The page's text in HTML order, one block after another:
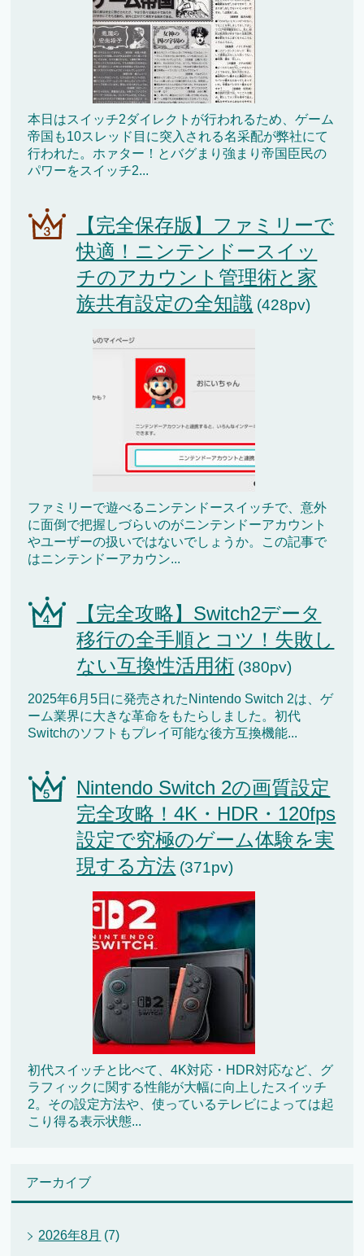
本日はスイッチ2ダイレクトが行われるため、ゲーム
帝国も10スレッド目に突入される名采配が弊社にて
行われた。ホァター！とバグまり強まり帝国臣民の
パワーをスイッチ2...
【完全保存版】ファミリーで
快適！ニンテンドースイッ
チのアカウント管理術と家
族共有設定の全知識 (428pv)
ファミリーで遊べるニンテンドースイッチで、意外
に面倒で把握しづらいのがニンテンドーアカウント
やユーザーの扱いではないでしょうか。この記事で
はニンテンドーアカウン...
【完全攻略】Switch2データ
移行の全手順とコツ！失敗し
ない互換性活用術 (380pv)
2025年6月5日に発売されたNintendo Switch 2は、ゲ
ーム業界に大きな革命をもたらしました。初代
Switchのソフトもプレイ可能な後方互換機能...
Nintendo Switch 2の画質設定
完全攻略！4K・HDR・120fps
設定で究極のゲーム体験を実
現する方法 (371pv)
初代スイッチと比べて、4K対応・HDR対応など、グ
ラフィックに関する性能が大幅に向上したスイッチ
2。その設定方法や、使っているテレビによっては起
こり得る表示状態...
アーカイブ
2026年8月 (7)